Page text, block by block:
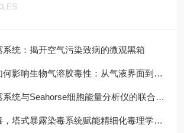
系统：揭开空气污染致病的微观黑箱
生物气溶胶毒性：从气液界面到浸没模型的机制洞察
统与Seahorse细胞能量分析仪的联合应用
塔式暴露染毒系统赋能精细化毒理学研究